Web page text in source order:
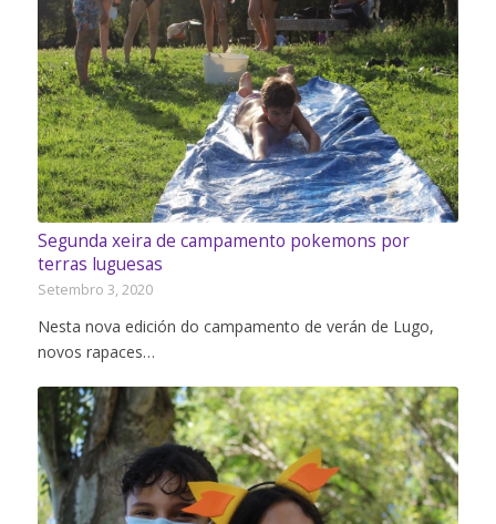
Segunda xeira de campamento pokemons por
terras luguesas
Setembro 3, 2020
Nesta nova edición do campamento de verán de Lugo,
novos rapaces…